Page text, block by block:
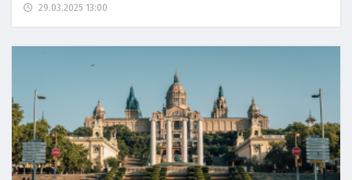
29.03.2025 13:00